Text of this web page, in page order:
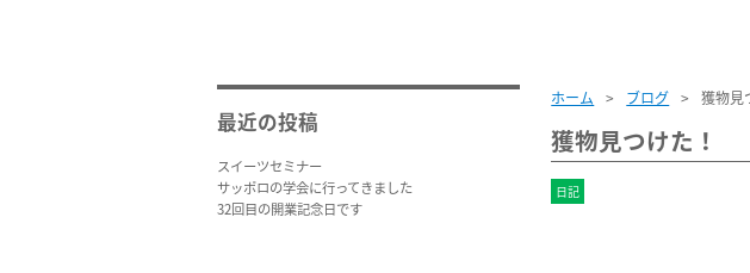
ホーム ブログ 獲物見
獲物見つけた！
日記
最近の投稿
スイーツセミナー
サッポロの学会に行ってきました
32回目の開業記念日です